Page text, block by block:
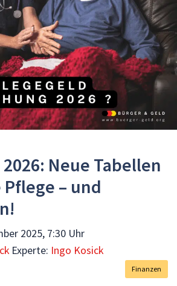
Neue Tabellen
– und
2025, 7:30 Uhr
Experte: Ingo Kosick
Finanzen